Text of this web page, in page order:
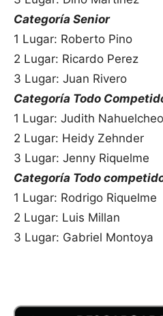
Categoría Senior
1 Lugar: Roberto Pino
2 Lugar: Ricardo Perez
3 Lugar: Juan Rivero
Categoría Todo
1 Lugar: Judith Nahuelcheo
2 Lugar: Heidy Zehnder
3 Lugar: Jenny Riquelme
Categoría Todo
1 Lugar: Rodrigo Riquelme
2 Lugar: Luis Millan
3 Lugar: Gabriel Montoya